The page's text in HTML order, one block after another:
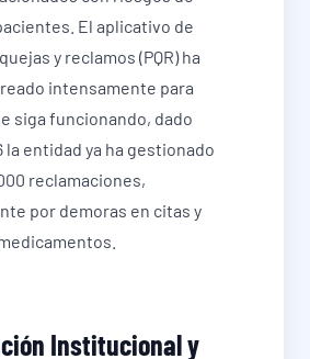
El aplicativo de
y reclamos (PQR) ha
intensamente para
siga funcionando, dado
la entidad ya ha gestionado
reclamaciones,
por demoras en citas y
Institucional y